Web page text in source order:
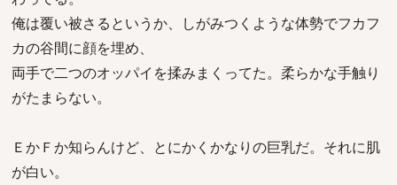
俺は覆い被さるというか、しがみつくような体勢でフカフ
カの谷間に顔を埋め、
両手で二つのオッパイを揉みまくってた。柔らかな手触り
がたまらない。
ＥかＦか知らんけど、とにかくかなりの巨乳だ。それに肌
が白い。